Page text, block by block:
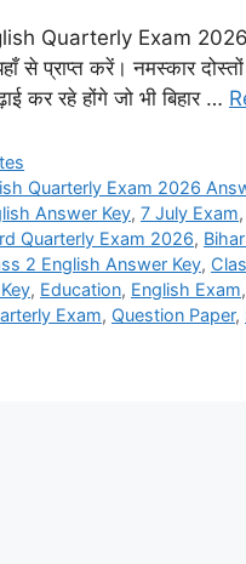
Quarterly Exam 2026
से प्राप्त करें। नमस्कार
कर रहे होंगे जो भी बिहार …
Quarterly Exam 2026
Answer Key, 7 July Exam,
Quarterly Exam 2026,
2 English Answer Key,
, Education, English Exam,
Exam, Question Paper,